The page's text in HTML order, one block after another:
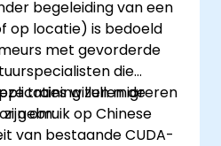
begeleiding van een
op locatie) is bedoeld
met gevorderde
die
willen migreren
gebruik op Chinese
training zullen de
om:
van bestaande CUDA-